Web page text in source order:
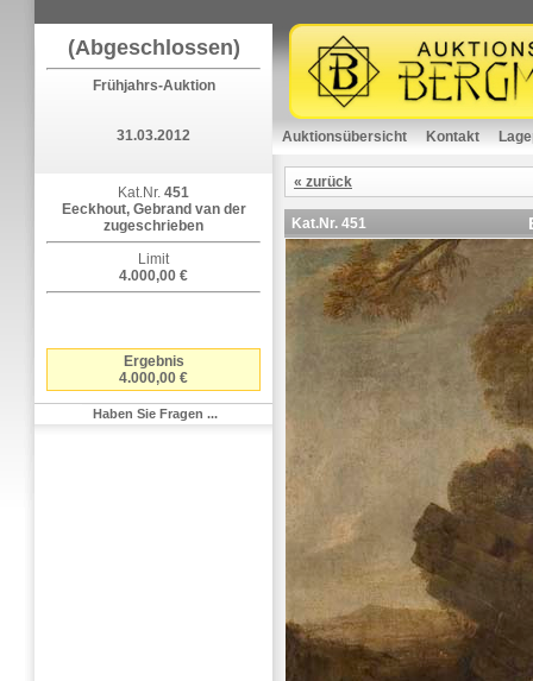
(Abgeschlossen)
Frühjahrs-Auktion
31.03.2012
Kat.Nr. 451
Eeckhout, Gebrand van der
zugeschrieben
Limit
4.000,00 €
Ergebnis
4.000,00 €
Haben Sie Fragen ...
Auktionsübersicht Kontakt
« zurück
Kat.Nr. 451